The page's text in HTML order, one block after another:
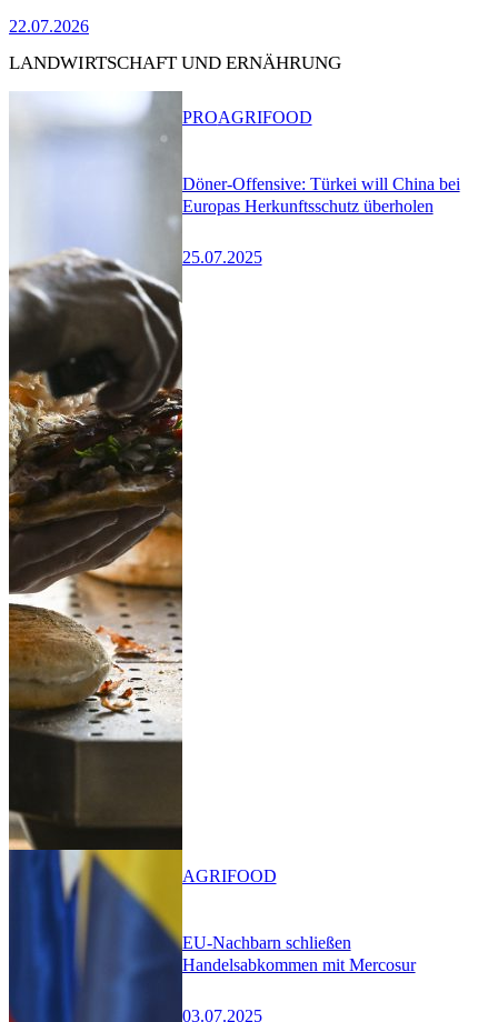
22.07.2026
LANDWIRTSCHAFT UND ERNÄHRUNG
Döner-Offensive: Türkei will China bei
Europas Herkunftsschutz überholen
25.07.2025
PROAGRIFOOD
EU-Nachbarn schließen
Handelsabkommen mit Mercosur
03.07.2025
AGRIFOOD